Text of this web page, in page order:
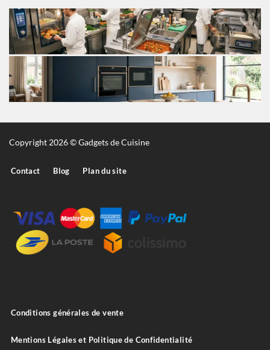
Copyright 2026 © Gadgets de Cuisine
Contact Blog Plan du site
Conditions générales de vente
Mentions Légales et Politique de Confidentialité